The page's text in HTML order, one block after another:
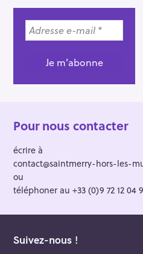
Pour nous contacter
écrire à
contact@saintmerry-hors-les-
ou
téléphoner au +33 (0)9 72 12 04
Suivez-nous !